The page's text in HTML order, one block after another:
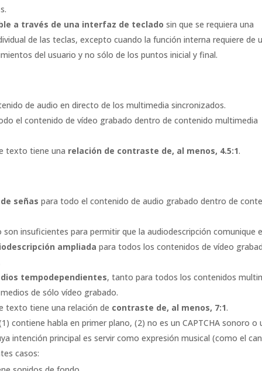
a través de una interfaz de tecladosin que se requiera una
de las teclas, excepto cuando la función interna requiere de
del usuario y no sólo de los puntos inicial y final.
de audio en directo de los multimedia sincronizados.
el contenido de vídeo grabado dentro de contenido multimedia
texto tiene una relación de contraste de, al menos, 4.5:1.
señas para todo el contenido de audio grabado dentro de
insuficientes para permitir que la audiodescripción comunique
ampliadapara todos los contenidos de vídeo
tempodependientes, tanto para todos los contenidos
de sólo vídeo grabado.
texto tiene una relación de contraste de, al menos, 7:1.
contiene habla en primer plano, (2) no es un CAPTCHA sonoro o
intención principal es servir como expresión musical (como el
casos: